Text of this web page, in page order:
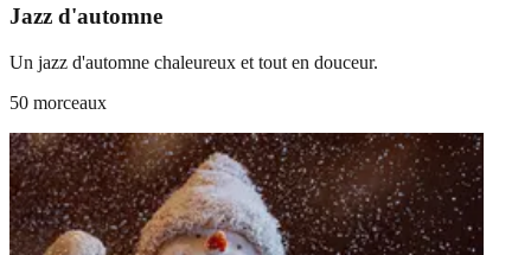
Jazz d'automne
Un jazz d'automne chaleureux et tout en douceur.
50 morceaux